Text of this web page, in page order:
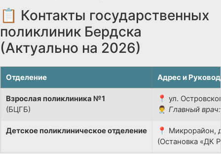
📋 Контакты государственных
поликлиник Бердска
(Актуально на 2026)
Отделение Адрес и
Взрослая поликлиника №1
(БЦГБ)
📍 ул.
👨‍⚕️ Главный врач:
Детское поликлиническое отделение
📍 Микрорайон,
(Остановка «ДК